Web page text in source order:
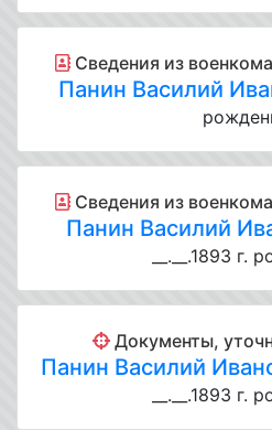
Cведения из
Панин Василий
Cведения из
Панин Василий
__.__.1893 г.
Документы,
Панин Василий
__.__.1893 г.